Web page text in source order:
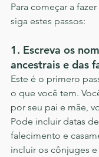
Para começar a
siga estes passos:
1. Escreva os
ancestrais e das
Este é o primero
o que você tem.
por seu pai e mãe,
Pode incluir datas
falecimento e
incluir os cônjuges